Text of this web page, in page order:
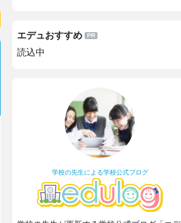
エデュおすすめ
読込中
学校の先生による学校公式ブログ